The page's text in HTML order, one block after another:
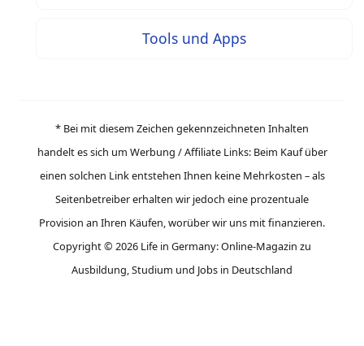
Tools und Apps
* Bei mit diesem Zeichen gekennzeichneten Inhalten
handelt es sich um Werbung / Affiliate Links: Beim Kauf über
einen solchen Link entstehen Ihnen keine Mehrkosten – als
Seitenbetreiber erhalten wir jedoch eine prozentuale
Provision an Ihren Käufen, worüber wir uns mit finanzieren.
Copyright © 2026 Life in Germany: Online-Magazin zu
Ausbildung, Studium und Jobs in Deutschland